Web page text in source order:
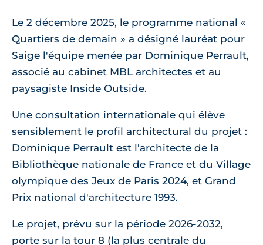
Le 2 décembre 2025, le programme national «
Quartiers de demain » a désigné lauréat pour
Saige l'équipe menée par Dominique Perrault,
associé au cabinet MBL architectes et au
paysagiste Inside Outside.
Une consultation internationale qui élève
sensiblement le profil architectural du projet :
Dominique Perrault est l'architecte de la
Bibliothèque nationale de France et du Village
olympique des Jeux de Paris 2024, et Grand
Prix national d'architecture 1993.
Le projet, prévu sur la période 2026-2032,
porte sur la tour 8 (la plus centrale du